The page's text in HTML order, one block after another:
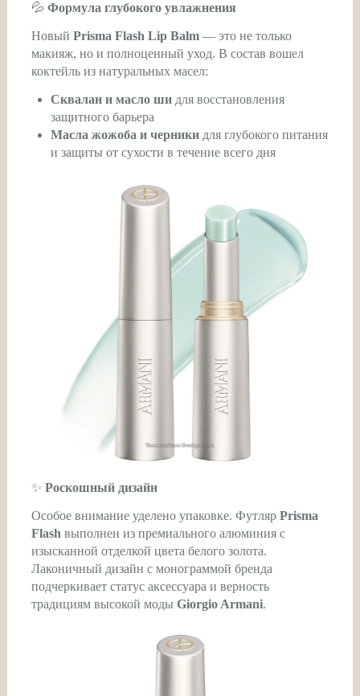
💦 Формула глубокого увлажнения
Новый Prisma Flash Lip Balm— это не только
макияж, но и полноценный уход. В состав вошел
коктейль из натуральных масел:
Сквалан и масло шидля восстановления
защитного барьера
Масла жожоба и черникидля глубокого питания
и защиты от сухости в течение всего дня
✨ Роскошный дизайн
Особое внимание уделено упаковке. Футляр Prisma
Flash выполнен из премиального алюминия с
изысканной отделкой цвета белого золота.
Лаконичный дизайн с монограммой бренда
подчеркивает статус аксессуара и верность
традициям высокой моды Giorgio Armani.